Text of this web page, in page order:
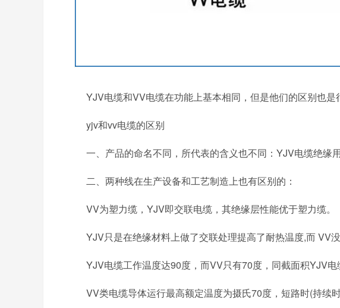
YJV电缆和VV电缆在功能上基本相同，但是他们的区别也是
yjv和vv电缆的区别
一、产品的命名不同，所代表的含义也不同：YJV电缆绝缘
二、两种线在生产设备和工艺制造上也有区别的：
VV为塑力缆，YJV即交联电缆，其绝缘层性能优于塑力缆。
YJV只是在绝缘材料上做了交联处理提高了耐热温度,而 VV没
YJV电缆工作温度达90度，而VV只有70度，同截面积YJV电
VV类电缆导体运行最高额定温度为摄氏70度，短路时(持续时